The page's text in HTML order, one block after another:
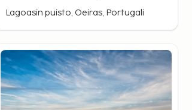
Lagoasin puisto, Oeiras, Portugali